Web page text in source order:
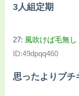
3人組定期
27: 風吹けば毛無し
ID:49dpqq460
思ったよりブチ